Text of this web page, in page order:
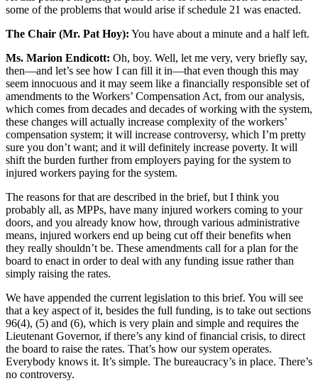
some of the problems that would arise if schedule 21 was enacted.
The Chair (Mr. Pat Hoy): You have about a minute and a half left.
Ms. Marion Endicott: Oh, boy. Well, let me very, very briefly say,
then—and let’s see how I can fill it in—that even though this may
seem innocuous and it may seem like a financially responsible set of
amendments to the Workers’ Compensation Act, from our analysis,
which comes from decades and decades of working with the system,
these changes will actually increase complexity of the workers’
compensation system; it will increase controversy, which I’m pretty
sure you don’t want; and it will definitely increase poverty. It will
shift the burden further from employers paying for the system to
injured workers paying for the system.
The reasons for that are described in the brief, but I think you
probably all, as MPPs, have many injured workers coming to your
doors, and you already know how, through various administrative
means, injured workers end up being cut off their benefits when
they really shouldn’t be. These amendments call for a plan for the
board to enact in order to deal with any funding issue rather than
simply raising the rates.
We have appended the current legislation to this brief. You will see
that a key aspect of it, besides the full funding, is to take out sections
96(4), (5) and (6), which is very plain and simple and requires the
Lieutenant Governor, if there’s any kind of financial crisis, to direct
the board to raise the rates. That’s how our system operates.
Everybody knows it. It’s simple. The bureaucracy’s in place. There’s
no controversy.